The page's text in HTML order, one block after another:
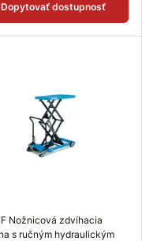
Dopytovať dostupnosť
Nožnicová zdvíhacia
s ručným hydraulickým